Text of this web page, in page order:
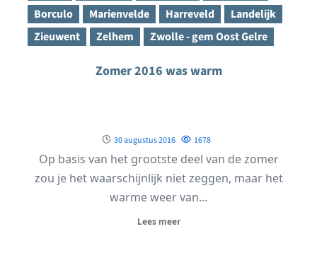
Borculo
Marienvelde Harreveld
Landelijk
Zieuwent
Zelhem Zwolle - gem Oost Gelre
Zomer 2016 was warm
30 augustus 2016 1678
Op basis van het grootste deel van de zomer
zou je het waarschijnlijk niet zeggen, maar het
warme weer van...
Lees meer